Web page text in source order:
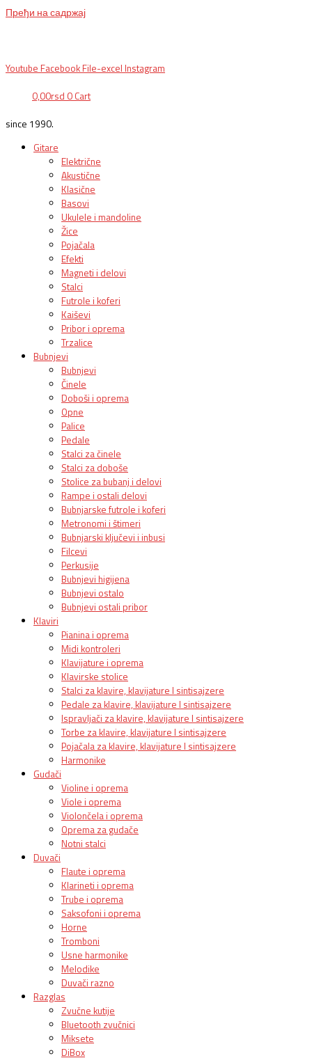
Пређи на садржај
Youtube Facebook File-excel Instagram
0,00rsd 0 Cart
since 1990.
Gitare
Električne
Akustične
Klasične
Basovi
Ukulele i mandoline
Žice
Pojačala
Efekti
Magneti i delovi
Stalci
Futrole i koferi
Kaiševi
Pribor i oprema
Trzalice
Bubnjevi
Bubnjevi
Činele
Doboši i oprema
Opne
Palice
Pedale
Stalci za činele
Stalci za doboše
Stolice za bubanj i delovi
Rampe i ostali delovi
Bubnjarske futrole i koferi
Metronomi i štimeri
Bubnjarski ključevi i inbusi
Filcevi
Perkusije
Bubnjevi higijena
Bubnjevi ostalo
Bubnjevi ostali pribor
Klaviri
Pianina i oprema
Midi kontroleri
Klavijature i oprema
Klavirske stolice
Stalci za klavire, klavijature I sintisajzere
Pedale za klavire, klavijature I sintisajzere
Ispravljači za klavire, klavijature I sintisajzere
Torbe za klavire, klavijature I sintisajzere
Pojačala za klavire, klavijature I sintisajzere
Harmonike
Gudači
Violine i oprema
Viole i oprema
Violončela i oprema
Oprema za gudače
Notni stalci
Duvači
Flaute i oprema
Klarineti i oprema
Trube i oprema
Saksofoni i oprema
Horne
Tromboni
Usne harmonike
Melodike
Duvači razno
Razglas
Zvučne kutije
Bluetooth zvučnici
Miksete
DiBox